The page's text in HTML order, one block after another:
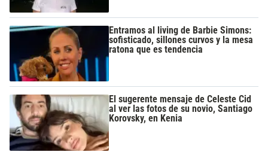
Entramos al living de Barbie Simons:
sofisticado, sillones curvos y la mesa
ratona que es tendencia
El sugerente mensaje de Celeste Cid
al ver las fotos de su novio, Santiago
Korovsky, en Kenia